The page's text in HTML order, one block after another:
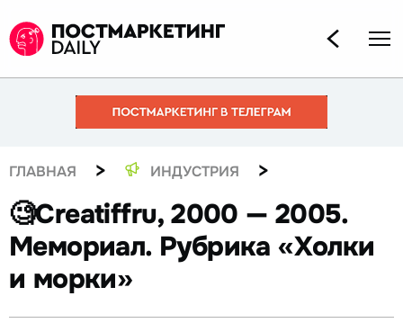
ГЛАВНАЯ > ИНДУСТРИЯ >
🧐Сreatiffru, 2000 — 2005.
Мемориал. Рубрика «Холки
и морки»